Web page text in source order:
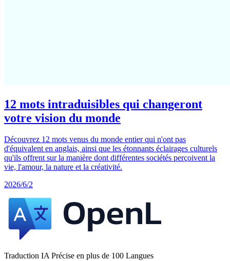
12 mots intraduisibles qui changeront
votre vision du monde
Découvrez 12 mots venus du monde entier qui n'ont pas
d'équivalent en anglais, ainsi que les étonnants éclairages culturels
qu'ils offrent sur la manière dont différentes sociétés perçoivent la
vie, l'amour, la nature et la créativité.
2026/6/2
Traduction IA Précise en plus de 100 Langues